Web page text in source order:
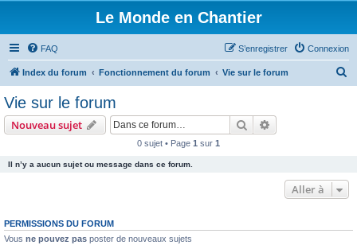
Le Monde en Chantier
FAQ Connexion
S’enregistrer
Index du forum Fonctionnement du forum Vie sur le forum
Vie sur le forum
Nouveau sujet Rechercher
0 sujet • Page 1 sur 1
Il n’y a aucun sujet ou message dans ce forum.
Aller à
PERMISSIONS DU FORUM
Vous ne pouvez pas poster de nouveaux sujets